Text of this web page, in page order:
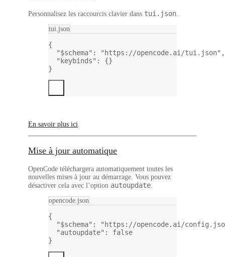
Personnalisez les raccourcis clavier dans tui.json
tui.json
{
"$schema" : "https://opencode.ai/tui.json" ,
"keybinds" : {}
}
En savoir plus ici
Mise à jour automatique
OpenCode téléchargera automatiquement toutes les
nouvelles mises à jour au démarrage. Vous pouvez
désactiver cela avec l’option autoupdate
opencode.json
{
"$schema" :
"https://opencode.ai/
"autoupdate" : false
}